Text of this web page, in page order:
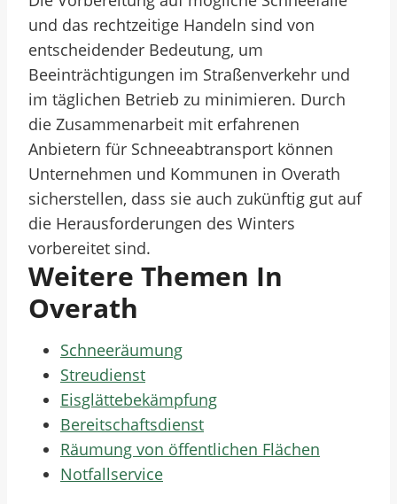
und das rechtzeitige Handeln sind von
entscheidender Bedeutung, um
Beeinträchtigungen im Straßenverkehr und
im täglichen Betrieb zu minimieren. Durch
die Zusammenarbeit mit erfahrenen
Anbietern für Schneeabtransport können
Unternehmen und Kommunen in Overath
sicherstellen, dass sie auch zukünftig gut auf
die Herausforderungen des Winters
vorbereitet sind.
Weitere Themen In
Overath
Schneeräumung
Streudienst
Eisglättebekämpfung
Bereitschaftsdienst
Räumung von öffentlichen Flächen
Notfallservice